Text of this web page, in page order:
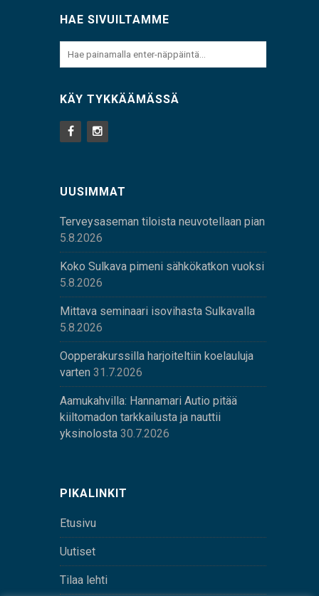
HAE SIVUILTAMME
KÄY TYKKÄÄMÄSSÄ
UUSIMMAT
Terveysaseman tiloista neuvotellaan pian
5.8.2026
Koko Sulkava pimeni sähkökatkon vuoksi
5.8.2026
Mittava seminaari isovihasta Sulkavalla
5.8.2026
Oopperakurssilla harjoiteltiin koelauluja
varten 31.7.2026
Aamukahvilla: Hannamari Autio pitää
kiiltomadon tarkkailusta ja nauttii
yksinolosta 30.7.2026
PIKALINKIT
Etusivu
Uutiset
Tilaa lehti